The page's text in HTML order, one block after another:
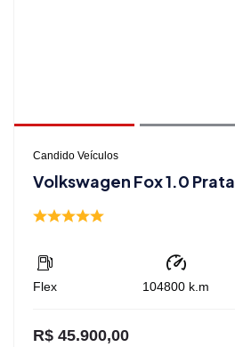
Candido Veículos
Volkswagen Fox 1.0 Prata
Flex 104800 k.m
R$ 45.900,00